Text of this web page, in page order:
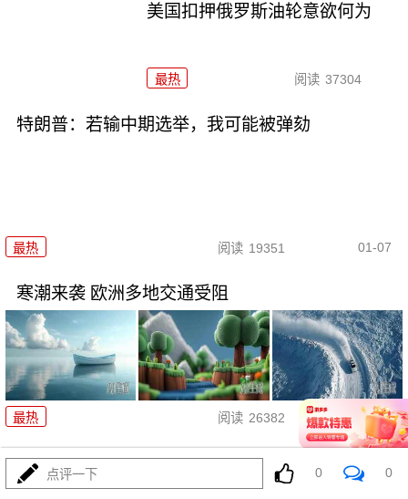
美国扣押俄罗斯油轮意欲何为
最热 阅读 37304
特朗普：若输中期选举，我可能被弹劾
最热 阅读 19351 01-07
寒潮来袭 欧洲多地交通受阻
最热 阅读 26382 01-06
外交部回应美方关于中国军事演
习的言论
点评一下 0 0